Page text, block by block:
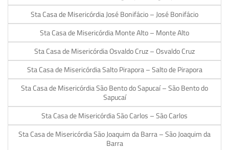
Sta Casa de Misericórdia José Bonifácio – José Bonifácio
Sta Casa de Misericórdia Monte Alto – Monte Alto
Sta Casa de Misericórdia Osvaldo Cruz – Osvaldo Cruz
Sta Casa de Misericórdia Salto Pirapora – Salto de Pirapora
Sta Casa de Misericórdia São Bento do Sapucaí – São Bento do
Sapucaí
Sta Casa de Misericórdia São Carlos – São Carlos
Sta Casa de Misericórdia São Joaquim da Barra – São Joaquim da
Barra